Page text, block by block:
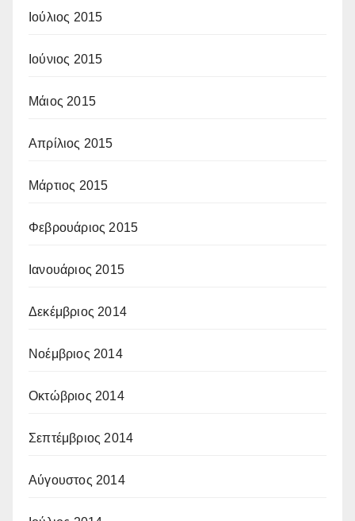
Ιούλιος 2015
Ιούνιος 2015
Μάιος 2015
Απρίλιος 2015
Μάρτιος 2015
Φεβρουάριος 2015
Ιανουάριος 2015
Δεκέμβριος 2014
Νοέμβριος 2014
Οκτώβριος 2014
Σεπτέμβριος 2014
Αύγουστος 2014